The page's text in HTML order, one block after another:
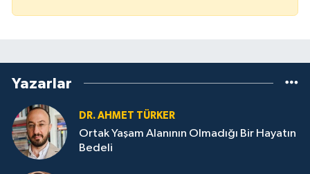
Yazarlar
DR. AHMET TÜRKER
Ortak Yaşam Alanının Olmadığı Bir Hayatın
Bedeli